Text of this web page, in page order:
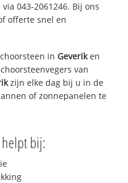
043-2061246. Bij ons
offerte snel en
in Geveriken
van
zijn elke dag bij u in de
of zonnepanelen te
bij: